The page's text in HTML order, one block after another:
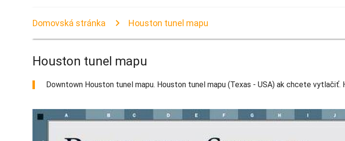
Domovská stránka Houston tunel mapu
Houston tunel mapu
Downtown Houston tunel mapu. Houston tunel mapu (Texas - USA) ak chcete vytlačiť.